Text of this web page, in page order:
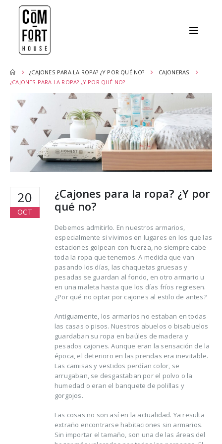
¿CAJONES PARA LA ROPA? ¿Y POR QUÉ NO?
CAJONERAS
¿CAJONES PARA LA ROPA? ¿Y POR QUÉ NO?
20
OCT
¿Cajones para la ropa? ¿Y por
qué no?
Debemos admitirlo. En nuestros armarios,
especialmente si vivimos en lugares en los que las
estaciones golpean con fuerza, no siempre cabe
toda la ropa que tenemos. A medida que van
pasando los días, las chaquetas gruesas y
pesadas se guardan al fondo, en otro armario u
en una maleta hasta que los días fríos regresen.
¿Por qué no optar por cajones al estilo de antes?
Antiguamente, los armarios no estaban en todas
las casas o pisos. Nuestros abuelos o bisabuelos
guardaban su ropa en baúles de madera y
pesados cajones. Aunque eran la sensación de la
época, el deterioro en las prendas era inevitable.
Las camisas y vestidos perdían color, se
arrugaban, se desgastaban por el polvo o la
humedad o eran el banquete de polillas y
gorgojos.
Las cosas no son así en la actualidad. Ya resulta
extraño encontrarse habitaciones sin armarios.
Sin importar el tamaño, son una de las áreas del
vida de tus prendas
delicadas
5 razones de peso por
las que merece la
pena reciclar
desperdicios
alimentarios y
al mismo tiempo
16 agosto, 2021
Claves para el
de los pies en
Ser más ecológica,
cosas que puedes